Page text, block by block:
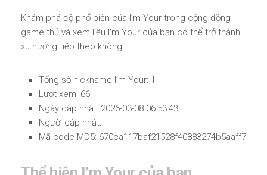
Khám phá độ phổ biến của I’m Your trong cộng đồng
game thủ và xem liệu I’m Your của bạn có thể trở thành
xu hướng tiếp theo không.
Tổng số nickname I’m Your: 1
Lượt xem: 66
Ngày cập nhật: 2026-03-08 06:53:43
Người cập nhật:
Mã code MD5: 670ca117baf21528f40883274b5aaff7